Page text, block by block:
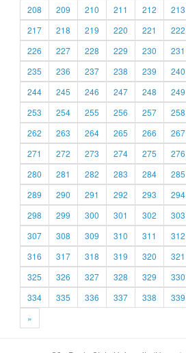
208
209 210 211 212 213
217
218 219 220 221 222
226
227 228 229 230 231
235
236 237 238 239 240
244
245 246 247 248 249
253
254 255 256 257 258
262
263 264 265 266 267
271
272 273 274 275 276
280
281 282 283 284 285
289
290 291 292 293 294
298
299 300 301 302 303
307
308 309 310 311 312
316
317 318 319 320 321
325
326 327 328 329 330
334
335 336 337 338 339
»